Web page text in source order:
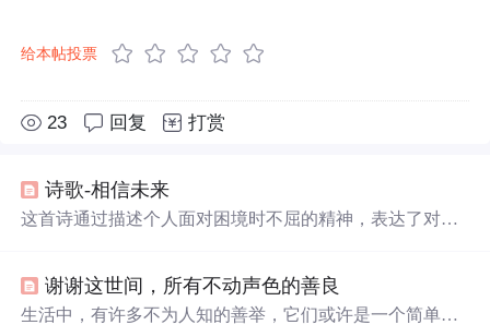
给本帖投票
23 回复 打赏
诗歌-相信未来
这首诗通过描述个人面对困境时不屈的精神，表达了对未
谢谢这世间，所有不动声色的善良
生活中，有许多不为人知的善举，它们或许是一个简单的